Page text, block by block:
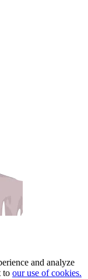
and analyze
to our use of cookies.